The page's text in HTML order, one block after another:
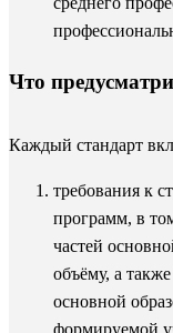
Что
Каждый стандарт
требования к
программ, в
частей
объёму, а
основной